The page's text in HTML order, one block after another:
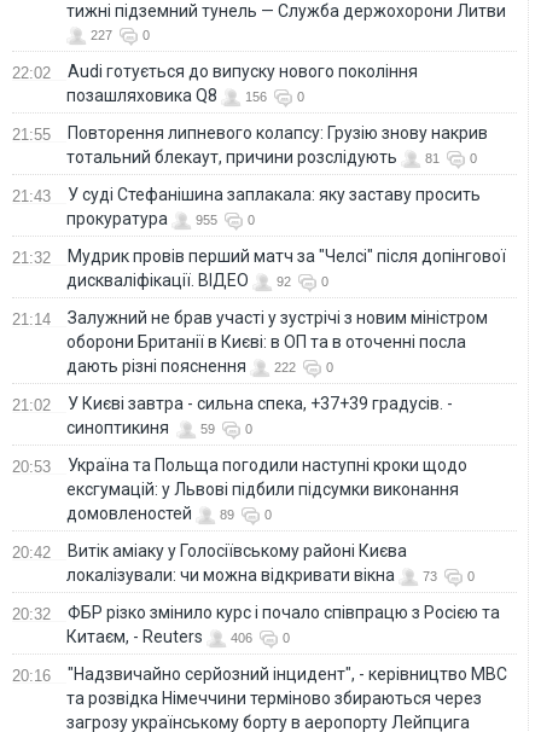
тижні підземний тунель — Служба держохорони Литви
227 0
22:02
Audi готується до випуску нового покоління
позашляховика Q8
156 0
21:55
Повторення липневого колапсу: Грузію знову накрив
тотальний блекаут, причини розслідують
81 0
21:43
У суді Стефанішина заплакала: яку заставу просить
прокуратура
955 0
21:32
Мудрик провів перший матч за "Челсі" після допінгової
дискваліфікації. ВІДЕО
92 0
21:14
Залужний не брав участі у зустрічі з новим міністром
оборони Британії в Києві: в ОП та в оточенні посла
дають різні пояснення
222 0
21:02
У Києві завтра - сильна спека, +37+39 градусів. -
синоптикиня
59 0
20:53
Україна та Польща погодили наступні кроки щодо
ексгумацій: у Львові підбили підсумки виконання
домовленостей
89 0
20:42
Витік аміаку у Голосіївському районі Києва
локалізували: чи можна відкривати вікна
73 0
20:32
ФБР різко змінило курс і почало співпрацю з Росією та
Китаєм, - Reuters
406 0
20:16
"Надзвичайно серйозний інцидент", - керівництво МВС
та розвідка Німеччини терміново збираються через
загрозу українському борту в аеропорту Лейпцига